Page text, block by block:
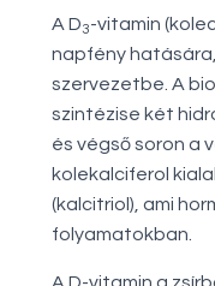
A D3-vitamin
napfény
szervezetbe. A
szintézise két
és végső soron a
kolekalciferol
(kalcitriol), ami
folyamatokban.